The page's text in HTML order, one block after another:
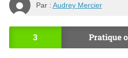
Par : Audrey Mercier
3 Pratique